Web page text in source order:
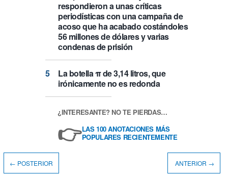
respondieron a unas críticas
periodísticas con una campaña de
acoso que ha acabado costándoles
56 millones de dólares y varias
condenas de prisión
La botella π de 3,14 litros, que
irónicamente no es redonda
¿INTERESANTE? NO TE PIERDAS…
👉LAS 100 ANOTACIONES MÁS
POPULARES RECIENTEMENTE
← POSTERIOR ANTERIOR →